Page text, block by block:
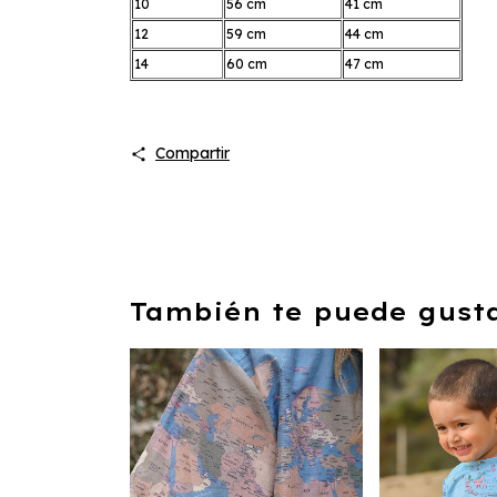
10 56 cm
41 cm
12
59 cm
44 cm
14
60 cm 47 cm
Compartir
También te puede